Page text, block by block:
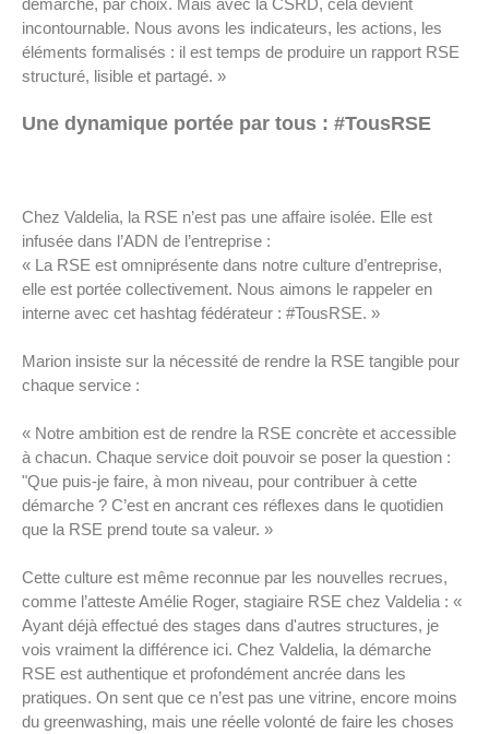
démarche, par choix. Mais avec la CSRD, cela devient
incontournable. Nous avons les indicateurs, les actions, les
éléments formalisés : il est temps de produire un rapport RSE
structuré, lisible et partagé. »
Une dynamique portée par tous : #TousRSE
Chez Valdelia, la RSE n’est pas une affaire isolée. Elle est
infusée dans l’ADN de l’entreprise :
« La RSE est omniprésente dans notre culture d’entreprise,
elle est portée collectivement. Nous aimons le rappeler en
interne avec cet hashtag fédérateur : #TousRSE. »
Marion insiste sur la nécessité de rendre la RSE tangible pour
chaque service :
« Notre ambition est de rendre la RSE concrète et accessible
à chacun. Chaque service doit pouvoir se poser la question :
"Que puis-je faire, à mon niveau, pour contribuer à cette
démarche ? C’est en ancrant ces réflexes dans le quotidien
que la RSE prend toute sa valeur. »
Cette culture est même reconnue par les nouvelles recrues,
comme l’atteste Amélie Roger, stagiaire RSE chez Valdelia : «
Ayant déjà effectué des stages dans d'autres structures, je
vois vraiment la différence ici. Chez Valdelia, la démarche
RSE est authentique et profondément ancrée dans les
pratiques. On sent que ce n’est pas une vitrine, encore moins
du greenwashing, mais une réelle volonté de faire les choses